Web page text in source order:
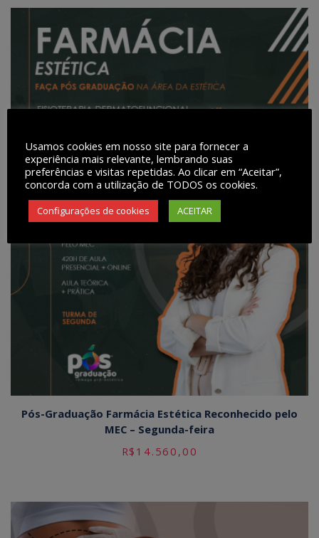
Pós-Graduação Farmácia Estética Reconhecido pelo
MEC – Segunda-feira
R$ 14.560,00
Usamos cookies em nosso site para fornecer a
experiência mais relevante, lembrando suas
preferências e visitas repetidas. Ao clicar em “Aceitar”,
concorda com a utilização de TODOS os cookies.
Configurações de cookies ACEITAR